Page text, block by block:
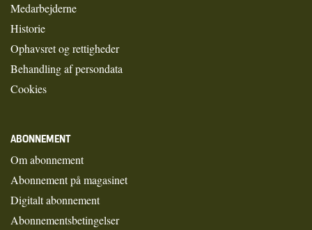
Medarbejderne
Historie
Ophavsret og rettigheder
Behandling af persondata
Cookies
ABONNEMENT
Om abonnement
Abonnement på magasinet
Digitalt abonnement
Abonnementsbetingelser